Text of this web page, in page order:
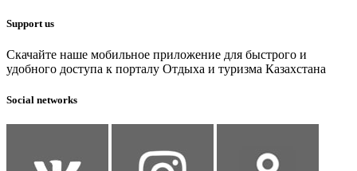
Support us
Скачайте наше мобильное приложение для быстрого и
удобного доступа к порталу Отдыха и туризма Казахстана
Social networks